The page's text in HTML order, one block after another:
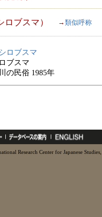
ロブスマ） → 類似呼称
シロブスマ
ブスマ
の民俗 1985年
Research Center for Japanese